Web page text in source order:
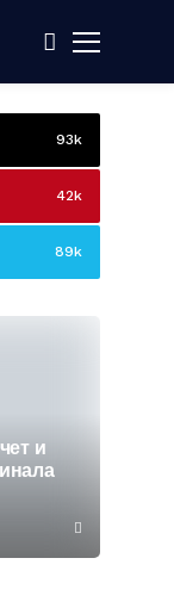
93k
42k
89k
и